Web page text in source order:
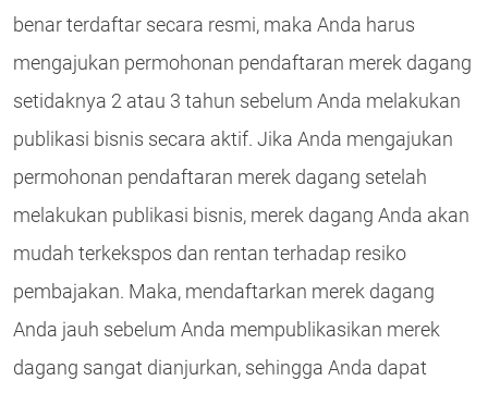
benar terdaftar secara resmi, maka Anda harus
mengajukan permohonan pendaftaran merek dagang
setidaknya 2 atau 3 tahun sebelum Anda melakukan
publikasi bisnis secara aktif. Jika Anda mengajukan
permohonan pendaftaran merek dagang setelah
melakukan publikasi bisnis, merek dagang Anda akan
mudah terkekspos dan rentan terhadap resiko
pembajakan. Maka, mendaftarkan merek dagang
Anda jauh sebelum Anda mempublikasikan merek
dagang sangat dianjurkan, sehingga Anda dapat